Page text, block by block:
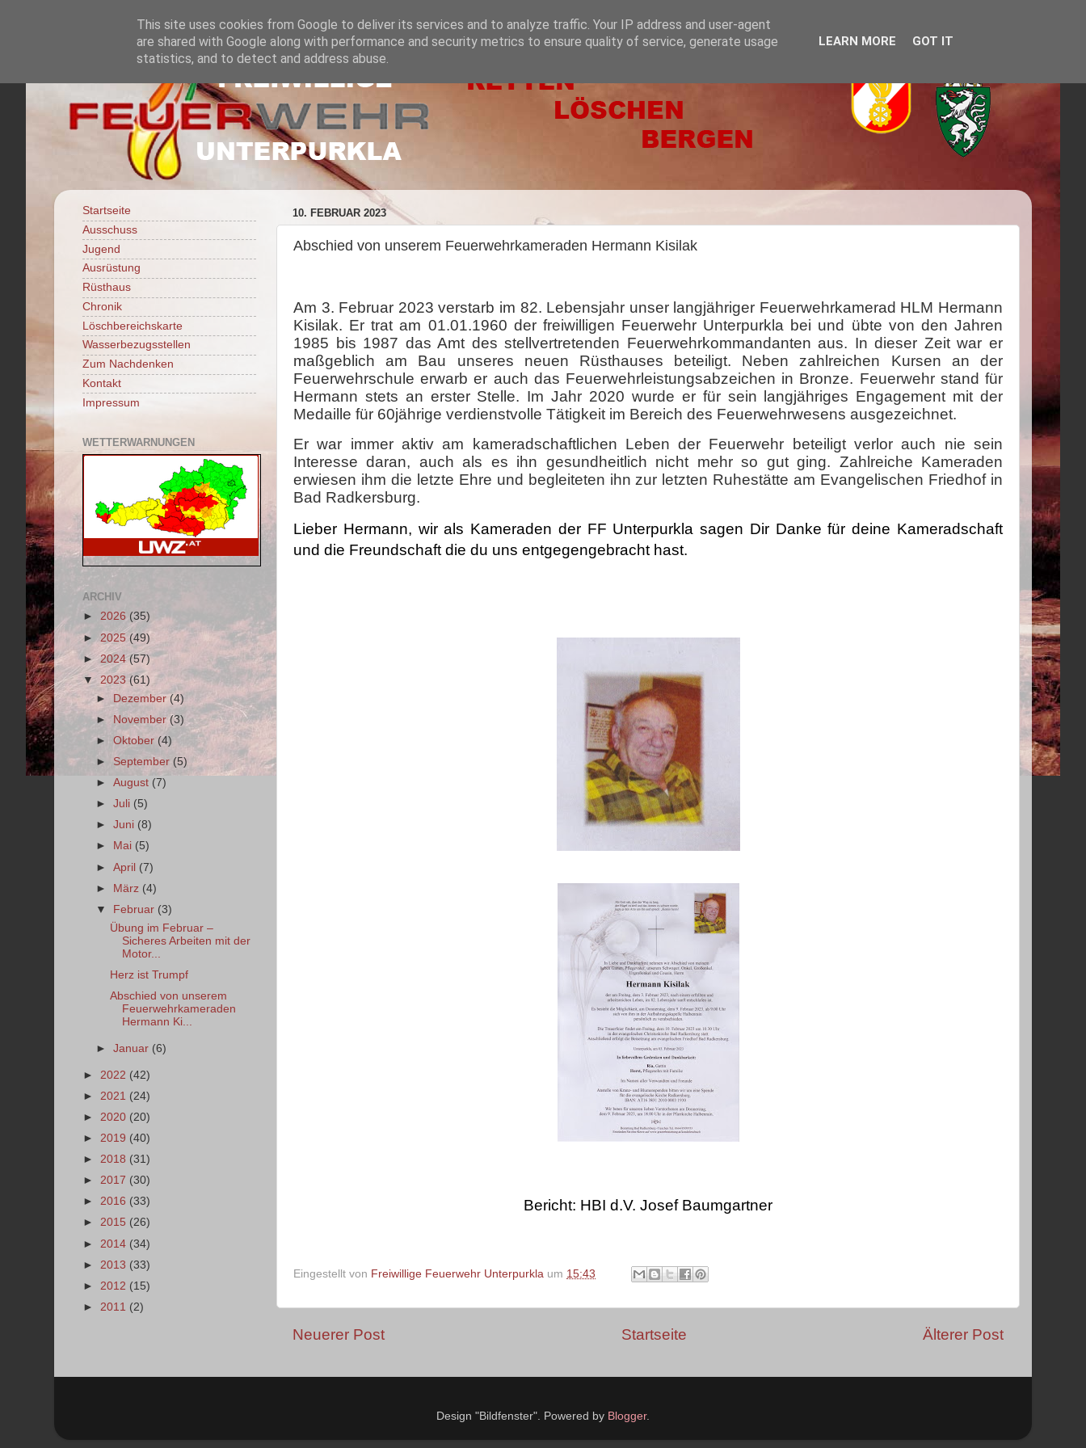
10. FEBRUAR 2023
Abschied von unserem Feuerwehrkameraden Hermann Kisilak
Am 3. Februar 2023 verstarb im 82. Lebensjahr unser langjähriger Feuerwehrkamerad HLM Hermann
Kisilak. Er trat am 01.01.1960 der freiwilligen Feuerwehr Unterpurkla bei und übte von den Jahren
1985 bis 1987 das Amt des stellvertretenden Feuerwehrkommandanten aus. In dieser Zeit war er
maßgeblich am Bau unseres neuen Rüsthauses beteiligt. Neben zahlreichen Kursen an der
Feuerwehrschule erwarb er auch das Feuerwehrleistungsabzeichen in Bronze. Feuerwehr stand für
Hermann stets an erster Stelle. Im Jahr 2020 wurde er für sein langjähriges Engagement mit der
Medaille für 60jährige verdienstvolle Tätigkeit im Bereich des Feuerwehrwesens ausgezeichnet.
Er war immer aktiv am kameradschaftlichen Leben der Feuerwehr beteiligt verlor auch nie sein
Interesse daran, auch als es ihn gesundheitlich nicht mehr so gut ging. Zahlreiche Kameraden
erwiesen ihm die letzte Ehre und begleiteten ihn zur letzten Ruhestätte am Evangelischen Friedhof in
Bad Radkersburg.
Lieber Hermann, wir als Kameraden der FF Unterpurkla sagen Dir Danke für deine Kameradschaft
und die Freundschaft die du uns entgegengebracht hast.
Bericht: HBI d.V. Josef Baumgartner
Eingestellt von Freiwillige Feuerwehr Unterpurkla um 15:43
Neuerer Post Älterer Post
Startseite
Startseite
Ausschuss
Jugend
Ausrüstung
Rüsthaus
Chronik
Löschbereichskarte
Wasserbezugsstellen
Zum Nachdenken
Kontakt
Impressum
WETTERWARNUNGEN
ARCHIV
► 2026 (35)
► 2025(49)
►2024(57)
▼ 2023 (61)
► Dezember(4)
► November(3)
►Oktober(4)
► September (5)
►August (7)
►Juli (5)
►Juni (8)
►
Mai (5)
►April (7)
► März (4)
▼
Februar (3)
Übung im Februar –
Sicheres Arbeiten mit der
Motor...
Herz ist Trumpf
Abschied von unserem
Feuerwehrkameraden
Hermann Ki...
►Januar (6)
► 2022 (42)
► 2021 (24)
► 2020 (20)
► 2019 (40)
► 2018 (31)
► 2017 (30)
► 2016 (33)
► 2015 (26)
► 2014 (34)
► 2013 (33)
► 2012 (15)
► 2011 (2)
Design "Bildfenster". Powered by Blogger.
This site uses cookies from Google to deliver its services and to analyze traffic. Your IP address and user-agent
are shared with Google along with performance and security metrics to ensure quality of service, generate usage
statistics, and to detect and address abuse.
LEARN MORE GOT IT